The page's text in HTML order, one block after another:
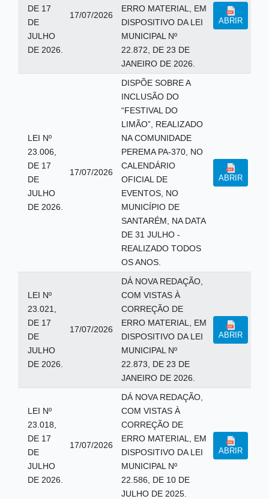
DE 17
DE
JULHO
DE 2026.
17/07/2026
ERRO MATERIAL, EM
DISPOSITIVO DA LEI
MUNICIPAL Nº
22.872, DE 23 DE
JANEIRO DE 2026.
ABRIR
LEI Nº
23.006,
DE 17
DE
JULHO
DE 2026.
17/07/2026
DISPÕE SOBRE A
INCLUSÃO DO
“FESTIVAL DO
LIMÃO”, REALIZADO
NA COMUNIDADE
PEREMA PA-370, NO
CALENDÁRIO
OFICIAL DE
EVENTOS, NO
MUNICÍPIO DE
SANTARÉM, NA DATA
DE 31 JULHO -
REALIZADO TODOS
OS ANOS.
ABRIR
LEI Nº
23.021,
DE 17
DE
JULHO
DE 2026.
17/07/2026
DÁ NOVA REDAÇÃO,
COM VISTAS À
CORREÇÃO DE
ERRO MATERIAL, EM
DISPOSITIVO DA LEI
MUNICIPAL Nº
22.873, DE 23 DE
JANEIRO DE 2026.
ABRIR
LEI Nº
23.018,
DE 17
DE
JULHO
DE 2026.
17/07/2026
DÁ NOVA REDAÇÃO,
COM VISTAS À
CORREÇÃO DE
ERRO MATERIAL, EM
DISPOSITIVO DA LEI
MUNICIPAL Nº
22.586, DE 10 DE
JULHO DE 2025.
ABRIR